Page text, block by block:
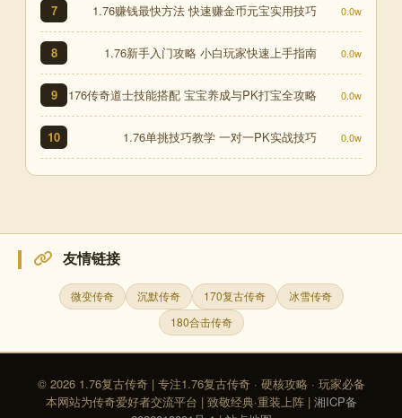
7 1.76赚钱最快方法 快速赚金币元宝实用技巧 0.0w
8 1.76新手入门攻略 小白玩家快速上手指南 0.0w
9 176传奇道士技能搭配 宝宝养成与PK打宝全攻略 0.0w
10 1.76单挑技巧教学 一对一PK实战技巧 0.0w
友情链接
微变传奇 沉默传奇 170复古传奇
冰雪传奇
180合击传奇
© 2026 1.76复古传奇 | 专注1.76复古传奇 · 硬核攻略 · 玩家必备
本网站为传奇爱好者交流平台 | 致敬经典·重装上阵 | 湘ICP备